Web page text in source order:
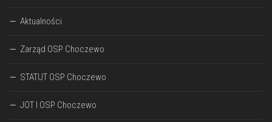
Aktualności
Zarząd OSP Choczewo
STATUT OSP Choczewo
JOT I OSP Choczewo